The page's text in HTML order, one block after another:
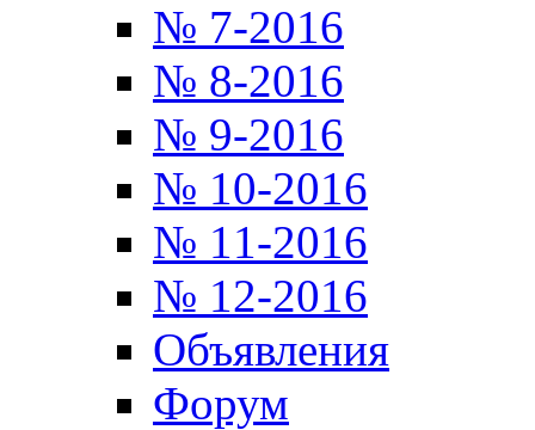
№ 7-2016
№ 8-2016
№ 9-2016
№ 10-2016
№ 11-2016
№ 12-2016
Объявления
Форум